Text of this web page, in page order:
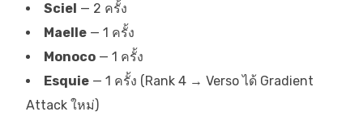
Sciel — 2 ครั้ง
Maelle — 1 ครั้ง
Monoco — 1 ครั้ง
Esquie — 1 ครั้ง (Rank 4 → Verso ได้ Gradient
Attack ใหม่)